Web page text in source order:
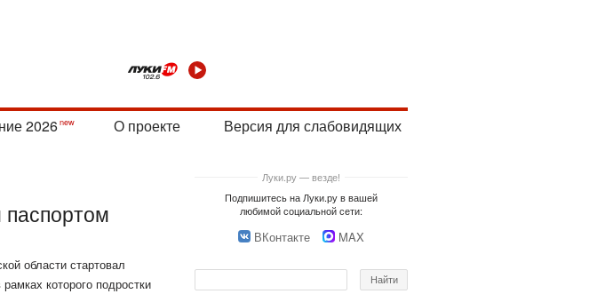
2026 О проекте Версия для слабовидящих
области стартовал
которого подростки
Луки.ру — везде!
Подпишитесь на Луки.ру в вашей
любимой социальной сети:
ВКонтакте MAX